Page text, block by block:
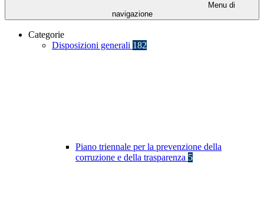
Menu di
navigazione
Categorie
Disposizioni generali 182
Piano triennale per la prevenzione della
corruzione e della trasparenza 5